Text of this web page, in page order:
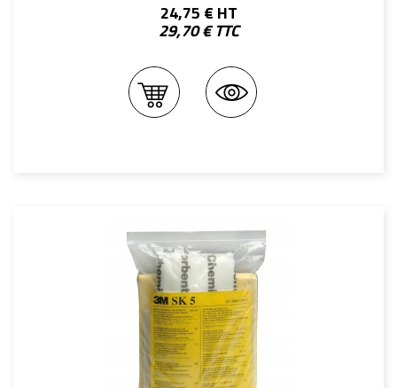
24,75 € HT
29,70 € TTC